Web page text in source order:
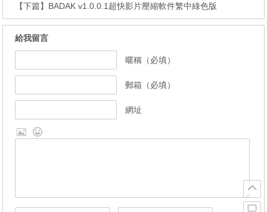
【下篇】 BADAK v1.0.0.1超快影片壓縮軟件繁中綠色版
給我留言
暱稱（必填）
郵箱（必填）
網址